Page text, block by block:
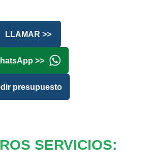
LLAMAR >>
>>
presupuesto
SERVICIOS: